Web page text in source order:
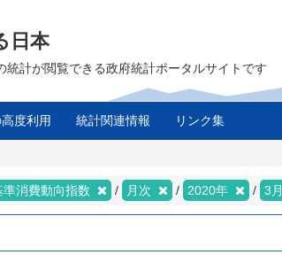
日本
統計が閲覧できる政府統計ポータルサイトです
度利用 統計関連情報 リンク集
準消費動向指数 月次 2020年 3月